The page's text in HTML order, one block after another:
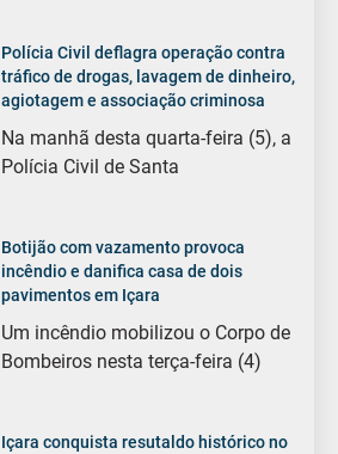
Polícia Civil deflagra operação contra
tráfico de drogas, lavagem de dinheiro,
agiotagem e associação criminosa
Na manhã desta quarta-feira (5), a
Polícia Civil de Santa
Botijão com vazamento provoca
incêndio e danifica casa de dois
pavimentos em Içara
Um incêndio mobilizou o Corpo de
Bombeiros nesta terça-feira (4)
Içara conquista resutaldo histórico no